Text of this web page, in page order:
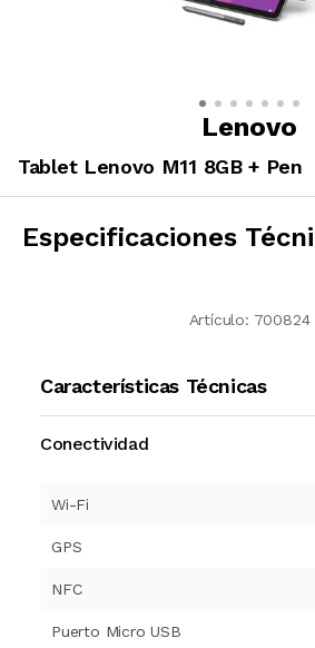
Lenovo
Tablet Lenovo M11 8GB + Pen
Especificaciones
Artículo: 700824
Características Técnicas
Conectividad
Wi-Fi
GPS
NFC
Puerto Micro USB